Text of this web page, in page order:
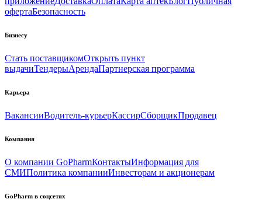
офертаБезопасность
Бизнесу
Стать поставщикомОткрыть пункт
выдачиТендерыАрендаПартнерская программа
Карьера
ВакансииВодитель-курьерКассирСборщикПродавец
Компания
О компании GoPharmКонтактыИнформация для
СМИПолитика компанииИнвесторам и акционерам
GoPharm в соцсетях